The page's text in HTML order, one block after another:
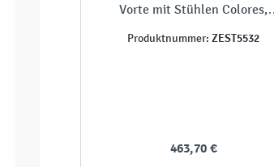
Vorte mit Stühlen Colores,
Produktnummer: ZEST5532
463,70 €